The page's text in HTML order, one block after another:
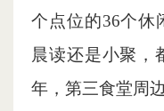
个点位的36个休
晨读还是小聚，
年，第三食堂周